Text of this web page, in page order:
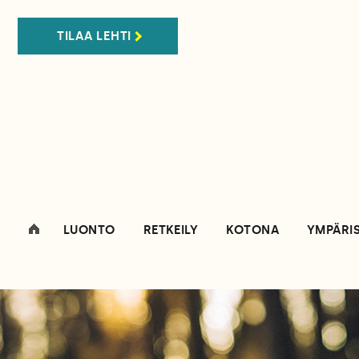
TILAA LEHTI
LUONTO RETKEILY KOTONA